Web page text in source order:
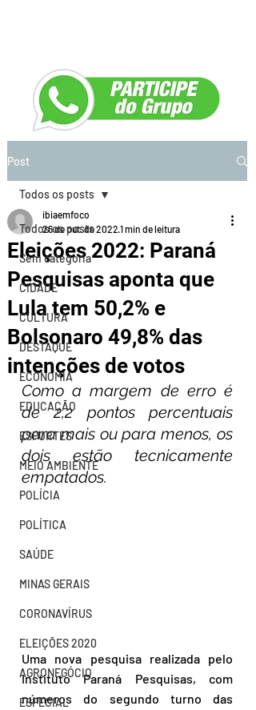
Post
Todos os posts
Sem categoria
CIDADE
CULTURA
DESTAQUE
ECONOMIA
EDUCAÇÃO
ESPORTES
MEIO AMBIENTE
POLÍCIA
POLÍTICA
SAÚDE
MINAS GERAIS
CORONAVÍRUS
ELEIÇÕES 2020
AGRONEGÓCIO
ESPECIAL
Todos os posts
Eleições 2022: Paraná
Pesquisas aponta que
Lula tem 50,2% e
Bolsonaro 49,8% das
intenções de votos
ibiaemfoco
26 de out. de 2022 1 min de leitura
Como a margem de erro é
de 2,2 pontos percentuais
para mais ou para menos, os
dois estão tecnicamente
empatados.
Uma nova pesquisa realizada pelo
Instituto Paraná Pesquisas, com
números do segundo turno das